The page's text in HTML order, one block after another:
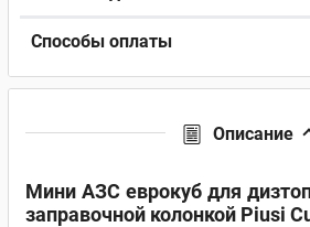
Способы оплаты
Описание
Мини АЗС еврокуб для
заправочной колонкой Piusi